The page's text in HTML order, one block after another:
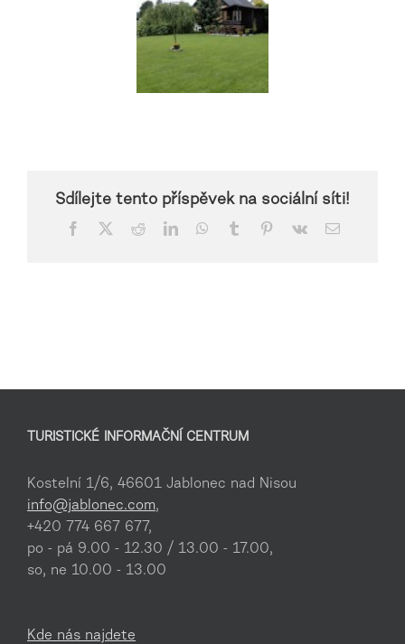
Sdílejte tento příspěvek na sociální síti!
Facebook RedditLinkedInWhatsApp
Tumblr Pinterest
Vk
E-
TURISTICKÉ INFORMAČNÍ CENTRUM
Kostelní 1/6, 46601 Jablonec nad Nisou
info@jablonec.com,
+420 774 667 677,
po - pá 9.00 - 12.30 / 13.00 - 17.00,
so, ne 10.00 - 13.00
Kde nás najdete